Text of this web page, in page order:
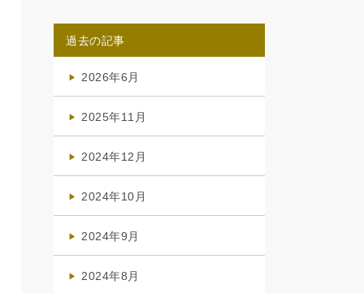
過去の記事
2026年6月
2025年11月
2024年12月
2024年10月
2024年9月
2024年8月